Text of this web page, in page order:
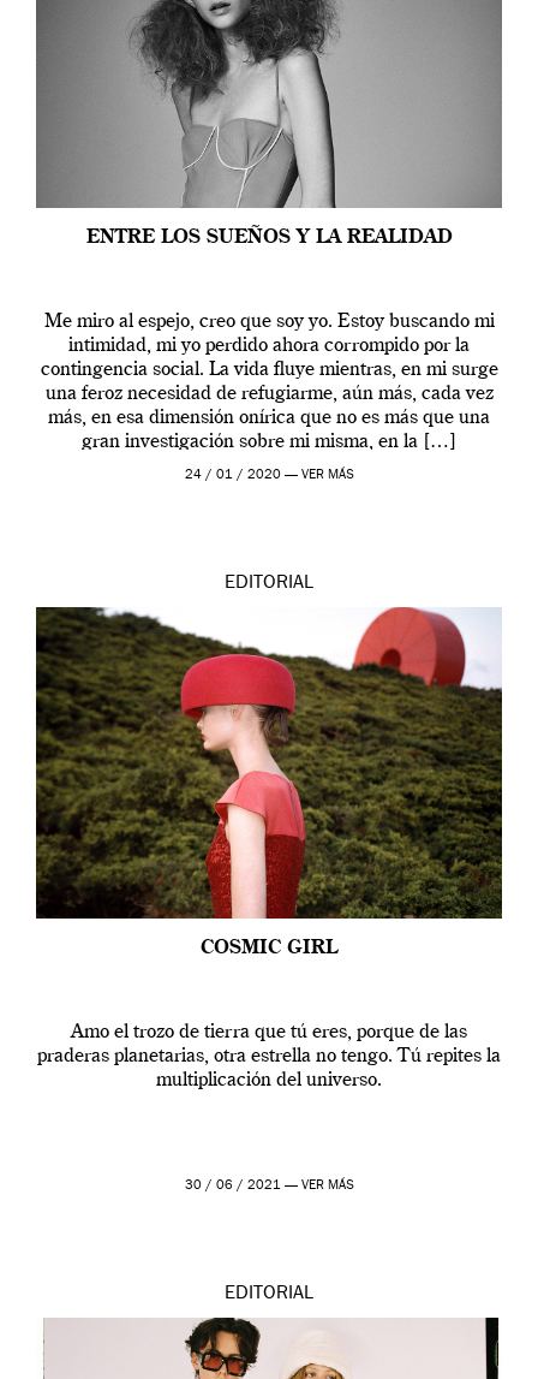
ENTRE LOS SUEÑOS Y LA REALIDAD
Me miro al espejo, creo que soy yo. Estoy buscando mi
intimidad, mi yo perdido ahora corrompido por la
contingencia social. La vida fluye mientras, en mi surge
una feroz necesidad de refugiarme, aún más, cada vez
más, en esa dimensión onírica que no es más que una
gran investigación sobre mi misma, en la […]
24 / 01 / 2020 — VER MÁS
EDITORIAL
COSMIC GIRL
Amo el trozo de tierra que tú eres, porque de las
praderas planetarias, otra estrella no tengo. Tú repites la
multiplicación del universo.
30 / 06 / 2021 — VER MÁS
EDITORIAL